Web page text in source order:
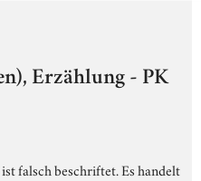
Erzählung - PK
falsch beschriftet. Es handelt